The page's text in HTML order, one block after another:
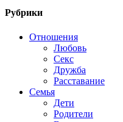
Рубрики
Отношения
Любовь
Секс
Дружба
Расставание
Семья
Дети
Родители